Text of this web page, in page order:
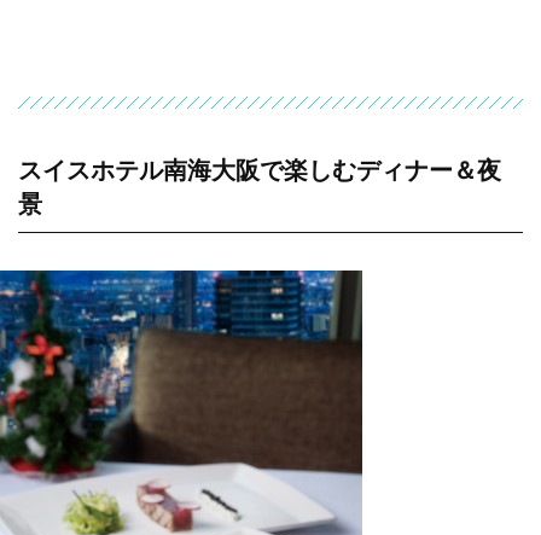
スイスホテル南海大阪で楽しむディナー＆夜
景